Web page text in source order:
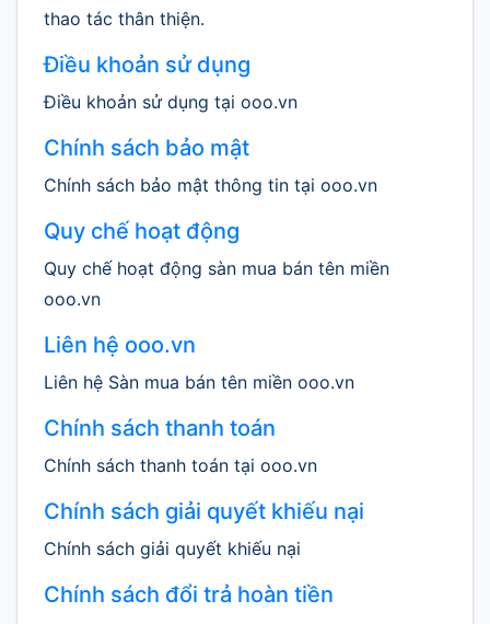
thao tác thân thiện.
Điều khoản sử dụng
Điều khoản sử dụng tại ooo.vn
Chính sách bảo mật
Chính sách bảo mật thông tin tại ooo.vn
Quy chế hoạt động
Quy chế hoạt động sàn mua bán tên miền
ooo.vn
Liên hệ ooo.vn
Liên hệ Sàn mua bán tên miền ooo.vn
Chính sách thanh toán
Chính sách thanh toán tại ooo.vn
Chính sách giải quyết khiếu nại
Chính sách giải quyết khiếu nại
Chính sách đổi trả hoàn tiền